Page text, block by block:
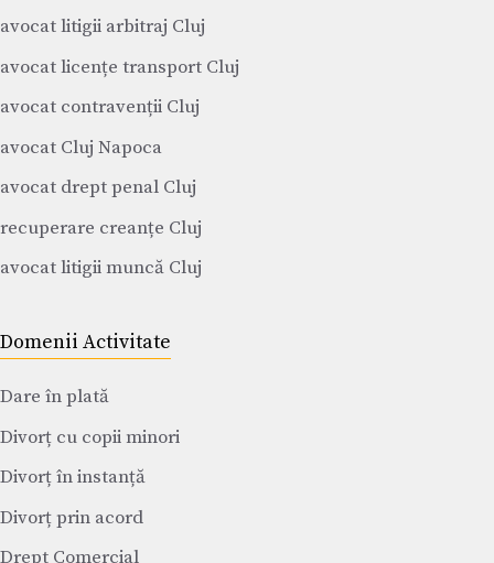
avocat litigii arbitraj Cluj
avocat licențe transport Cluj
avocat contravenții Cluj
avocat Cluj Napoca
avocat drept penal Cluj
recuperare creanțe Cluj
avocat litigii muncă Cluj
Domenii Activitate
Dare în plată
Divorț cu copii minori
Divorț în instanță
Divorț prin acord
Drept Comercial